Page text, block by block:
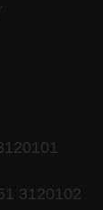
3120102